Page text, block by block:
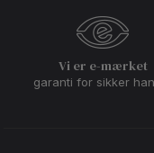
Vi er e-mærket
garanti for sikker